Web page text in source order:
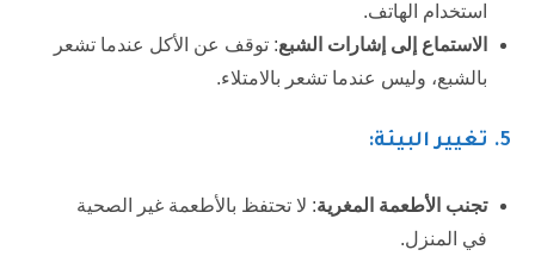
استخدام الهاتف.
الاستماع إلى إشارات الشبع: توقف عن الأكل عندما تشعر
بالشبع، وليس عندما تشعر بالامتلاء.
5. تغيير البيئة:
تجنب الأطعمة المغرية: لا تحتفظ بالأطعمة غير الصحية
في المنزل.